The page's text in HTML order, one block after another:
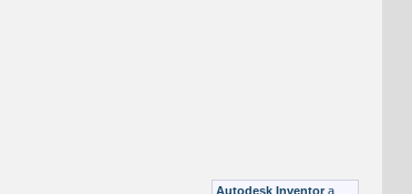
Plastové součásti
Autodesk Inventor a